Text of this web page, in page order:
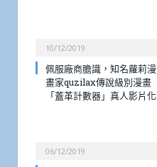
10/12/2019
佩服廠商膽識，知名蘿莉漫
畫家quzilax傳說級別漫畫
「蓋革計數器」真人影片化
06/12/2019